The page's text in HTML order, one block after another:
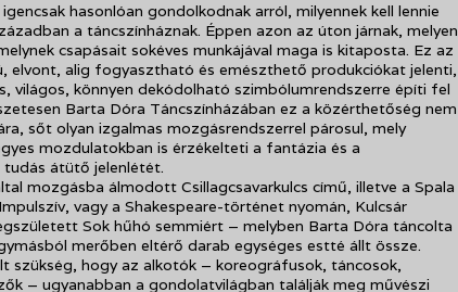
hasonlóan gondolkodnak arról, milyennek kell lennie
a táncszínháznak. Éppen azon az úton járnak, melyen
csapásait sokéves munkájával maga is kitaposta. Ez az
elvont, alig fogyasztható és emészthető produkciókat jelenti,
világos, könnyen dekódolható szimbólumrendszerre építi fel
Barta Dóra Táncszínházában ez a közérthetőség nem
sőt olyan izgalmas mozgásrendszerrel párosul, mely
mozdulatokban is érzékelteti a fantázia és a
átütő jelenlétét.
mozgásba álmodott Csillagcsavarkulcs című, illetve a Spala
vagy a Shakespeare-történet nyomán, Kulcsár
Sok hűhó semmiért – melyben Barta Dóra táncolta
merőben eltérő darab egységes estté állt össze.
szükség, hogy az alkotók – koreográfusok, táncosok,
– ugyanabban a gondolatvilágban találják meg művészi